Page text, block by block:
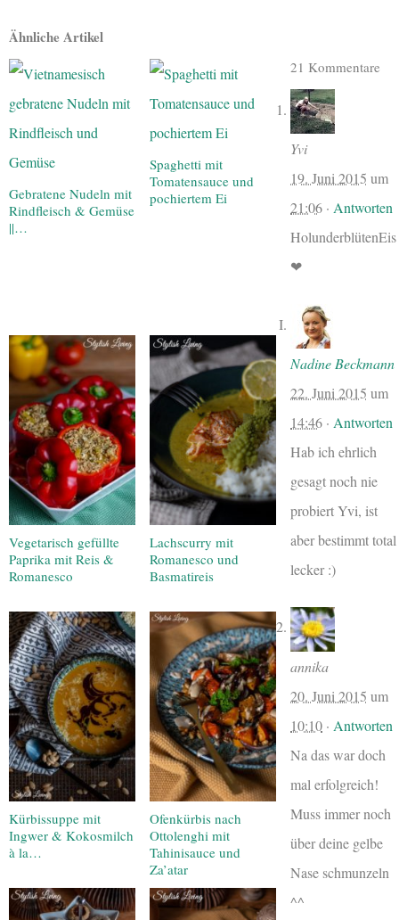
Ähnliche Artikel
Gebratene Nudeln mit
Rindfleisch & Gemüse
||…
Spaghetti mit
Tomatensauce und
pochiertem Ei
Vegetarisch gefüllte
Paprika mit Reis &
Romanesco
Lachscurry mit
Romanesco und
Basmatireis
Kürbissuppe mit
Ingwer & Kokosmilch
à la…
Ofenkürbis nach
Ottolenghi mit
Tahinisauce und
Za’atar
21 Kommentare
Yvi
19. Juni 2015 um
21:06 · Antworten
HolunderblütenEis
❤
Nadine Beckmann
22. Juni 2015 um
14:46 · Antworten
Hab ich ehrlich
gesagt noch nie
probiert Yvi, ist
aber bestimmt total
lecker :)
annika
20. Juni 2015 um
10:10 · Antworten
Na das war doch
mal erfolgreich!
Muss immer noch
über deine gelbe
Nase schmunzeln
^^